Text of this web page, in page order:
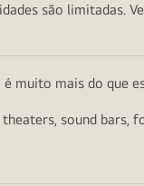
são limitadas.
muito mais do que
sound bars,